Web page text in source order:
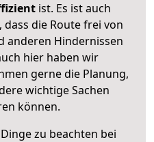
ist. Es ist auch
die Route frei von
anderen Hindernissen
hier haben wir
gerne die Planung,
wichtige Sachen
können.
zu beachten bei